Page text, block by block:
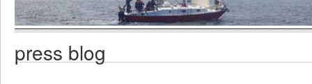
press blog